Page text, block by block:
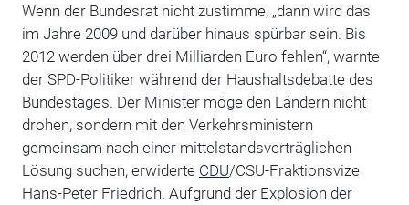
Wenn der Bundesrat nicht zustimme, „dann wird das
im Jahre 2009 und darüber hinaus spürbar sein. Bis
2012 werden über drei Milliarden Euro fehlen“, warnte
der SPD-Politiker während der Haushaltsdebatte des
Bundestages. Der Minister möge den Ländern nicht
drohen, sondern mit den Verkehrsministern
gemeinsam nach einer mittelstandsverträglichen
Lösung suchen, erwiderte CDU/CSU-Fraktionsvize
Hans-Peter Friedrich. Aufgrund der Explosion der